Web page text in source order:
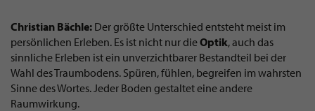
Christian Bächle: Der größte Unterschied entsteht meist im
persönlichen Erleben. Es ist nicht nur dieOptik, auch das
sinnliche Erleben ist ein unverzichtbarer Bestandteil bei der
Wahl des Traumbodens. Spüren, fühlen, begreifen im wahrsten
Sinne des Wortes. Jeder Boden gestaltet eine andere
Raumwirkung.